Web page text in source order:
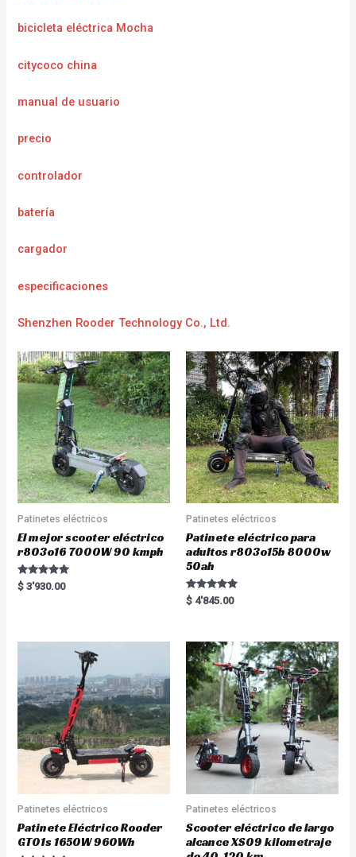
bicicleta eléctrica Mocha
citycoco china
manual de usuario
precio
controlador
batería
cargador
especificaciones
Shenzhen Rooder Technology Co., Ltd.
Patinetes eléctricos
El mejor scooter eléctrico
r803o16 7000W 90 kmph
Rated
5.00
$ 3'930.00
Patinetes eléctricos
Patinete eléctrico para
adultos r803o15b 8000w
50ah
Rated
5.00
$ 4'845.00
Patinetes eléctricos
Patinete Eléctrico Rooder
GT01s 1650W 960Wh
Patinetes eléctricos
Scooter eléctrico de largo
alcance XS09 kilometraje